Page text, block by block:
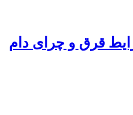
قرق و چرای دام